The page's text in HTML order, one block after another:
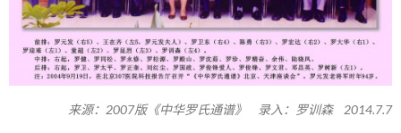
来源：2007版《中华罗氏通谱》 录入：罗训森 2014.7.7